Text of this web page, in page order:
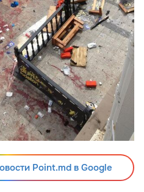
Point.md в Google